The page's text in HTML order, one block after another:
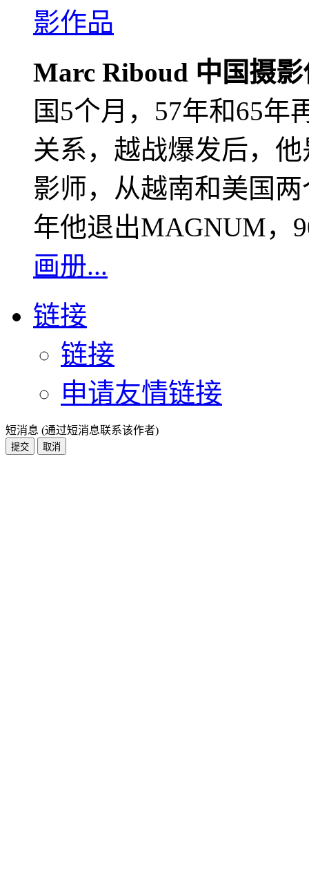
Marc Riboud 中国摄
国5个月，57年和65年
关系，越战爆发后，
影师，从越南和美国
年他退出MAGNUM，
画册...
链接
链接
申请友情链接
短消息 (通过短消息联系该作者)